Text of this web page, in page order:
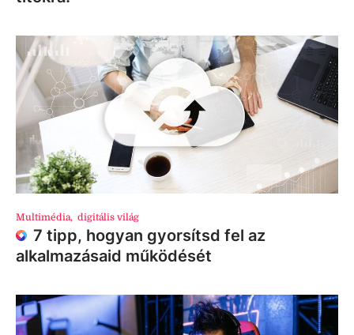
Multimédia, digitális világ
7 tipp, hogyan gyorsítsd fel az
alkalmazásaid működését